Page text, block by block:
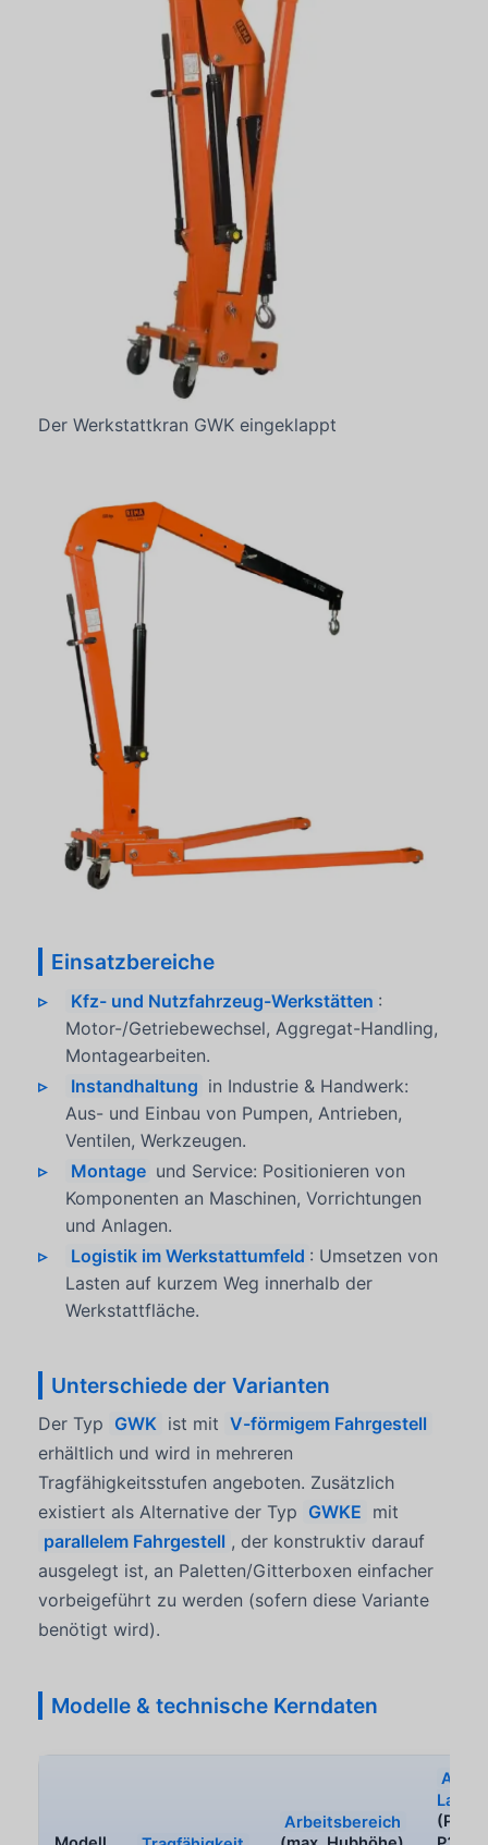
Der Werkstattkran GWK eingeklappt
Einsatzbereiche
Kfz- und Nutzfahrzeug-Werkstätten :
Motor-/Getriebewechsel, Aggregat-Handling,
Montagearbeiten.
Instandhaltung in Industrie & Handwerk:
Aus- und Einbau von Pumpen, Antrieben,
Ventilen, Werkzeugen.
Montage und Service: Positionieren von
Komponenten an Maschinen, Vorrichtungen
und Anlagen.
Logistik im Werkstattumfeld : Umsetzen von
Lasten auf kurzem Weg innerhalb der
Werkstattfläche.
Unterschiede der Varianten
Der Typ GWK ist mit V-förmigem Fahrgestell
erhältlich und wird in mehreren
Tragfähigkeitsstufen angeboten. Zusätzlich
existiert als Alternative der Typ GWKE mit
parallelem Fahrgestell , der konstruktiv darauf
ausgelegt ist, an Paletten/Gitterboxen einfacher
vorbeigeführt zu werden (sofern diese Variante
benötigt wird).
Modelle & technische Kerndaten
Arbeitsbereich
(P1 /